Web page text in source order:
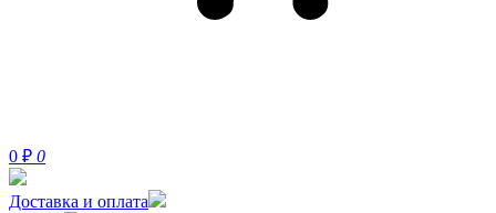
0 ₽ 0
Доставка и оплата